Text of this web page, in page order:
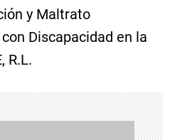
y Maltrato
Discapacidad en la
R.L.